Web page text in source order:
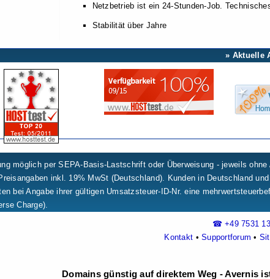
Netzbetrieb ist ein 24-Stunden-Job.
Stabilität über Jahre
» Aktuelle
möglich per SEPA-Basis-Lastschrift oder Überweisung - jeweils ohne
inkl. 19% MwSt (Deutschland). Kunden in Deutschland
bei Angabe ihrer gültigen Umsatzsteuer-ID-Nr. eine
Charge).
☎ +49 7531
Kontakt •Supportforum •
Domains günstig auf direktem Weg - Avernis